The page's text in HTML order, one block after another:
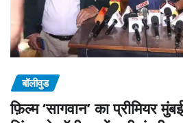
बॉलीवुड
फ़िल्म ‘सागवान’ का प्रीमियर